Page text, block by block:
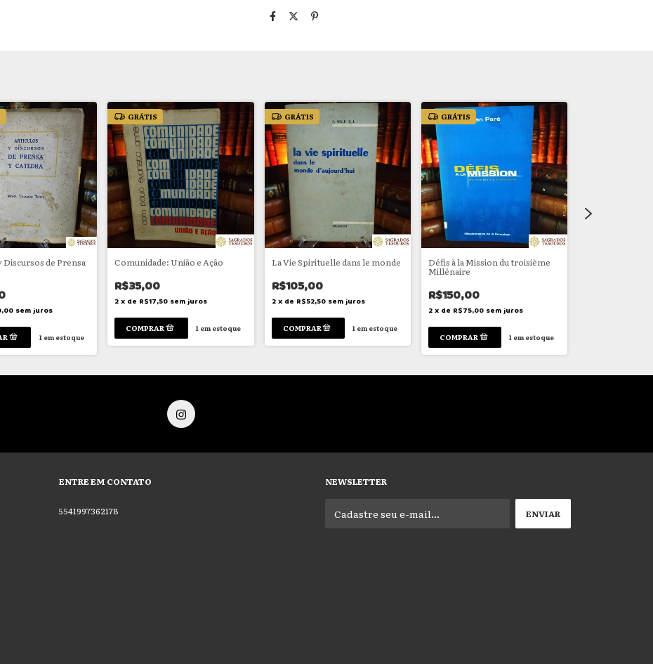
de Prensa
sem juros
1em estoque
GRÁTIS
Comunidade: União e Ação
R$35,00
2 x de R$17,50 sem juros
1 em estoque
GRÁTIS
La Vie Spirituelle dans le monde
R$105,00
2 x de R$52,50 sem juros
1 em estoque
GRÁTIS
Défis à la Mission du troisième
Millénaire
R$150,00
2 x de R$75,00 sem juros
1 em estoque
ENTRE EM CONTATO
5541997362178
NEWSLETTER